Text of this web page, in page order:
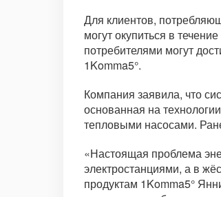
Для клиентов,
могут окупиться в
потребителями могут
1Komma5°.
Компания заявила, что
основанная на
тепловыми насосами.
«Настоящая проблема
электростанциями, а в
продуктам 1Komma5°